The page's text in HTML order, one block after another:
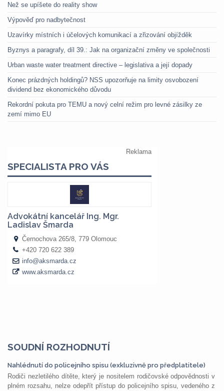
Než se upíšete do reality show
Výpověď pro nadbytečnost
Uzavírky místních i účelových komunikací a zřizování objížděk
Byznys a paragrafy, díl 39.: Jak na organizační změny ve společnosti
Urban waste water treatment directive – legislativa a její dopady
Konec prázdných holdingů? NSS upozorňuje na limity osvobození
dividend bez ekonomického důvodu
Rekordní pokuta pro TEMU a nový celní režim pro levné zásilky ze
zemí mimo EU
SOUDNÍ ROZHODNUTÍ
Nahlédnutí do policejního spisu (exkluzivně pro předplatitele)
Rodiči nezletilého dítěte, který je nositelem rodičovské odpovědnosti v
plném rozsahu, nelze odepřít přístup do policejního spisu, vedeného z